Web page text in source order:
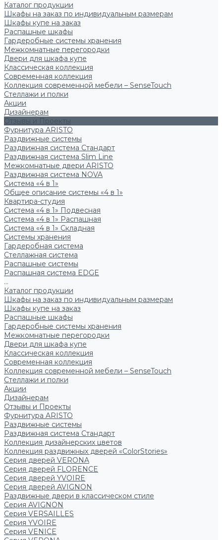
Каталог продукции
Шкафы на заказ по индивидуальным размерам
Шкафы купе на заказ
Распашные шкафы
Гардеробные системы хранения
Межкомнатные перегородки
Двери для шкафа купе
Классическая коллекция
Современная коллекция
Коллекция современной мебели – SenseTouch
Стеллажи и полки
Акции
Дизайнерам
Отзывы и Проекты
Фурнитура ARISTO
Раздвижные системы
Раздвижная система Стандарт
Раздвижная система Slim Line
Межкомнатные двери ARISTO
Раздвижная система NOVA
Система «4 в 1»
Общее описание системы «4 в 1»
Квартира-студия
Система «4 в 1» Подвесная
Система «4 в 1» Распашная
Система «4 в 1» Складная
Системы хранения
Гардеробная система
Стеллажная система
Распашные системы
Распашная система EDGE
...
Каталог продукции
Шкафы на заказ по индивидуальным размерам
Шкафы купе на заказ
Распашные шкафы
Гардеробные системы хранения
Межкомнатные перегородки
Двери для шкафа купе
Классическая коллекция
Современная коллекция
Коллекция современной мебели – SenseTouch
Стеллажи и полки
Акции
Дизайнерам
Отзывы и Проекты
Фурнитура ARISTO
Раздвижные системы
Раздвижная система Стандарт
Коллекция дизайнерских цветов
Коллекция раздвижных дверей «ColorStories»
Серия дверей VERONA
Серия дверей FLORENCE
Серия дверей YVOIRE
Серия дверей AVIGNON
Раздвижные двери в классическом стиле
Серия AVIGNON
Серия VERSAILLES
Серия YVOIRE
Серия VENICE